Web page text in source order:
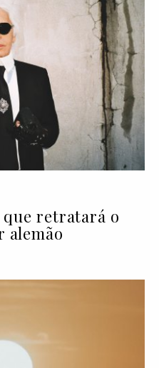
retratará o
alemão